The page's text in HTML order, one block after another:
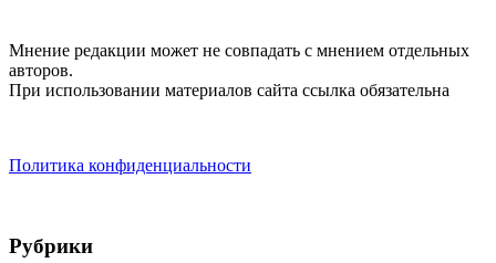
Мнение редакции может не совпадать с мнением отдельных
авторов.
При использовании материалов сайта ссылка обязательна
Политика конфиденциальности
Рубрики